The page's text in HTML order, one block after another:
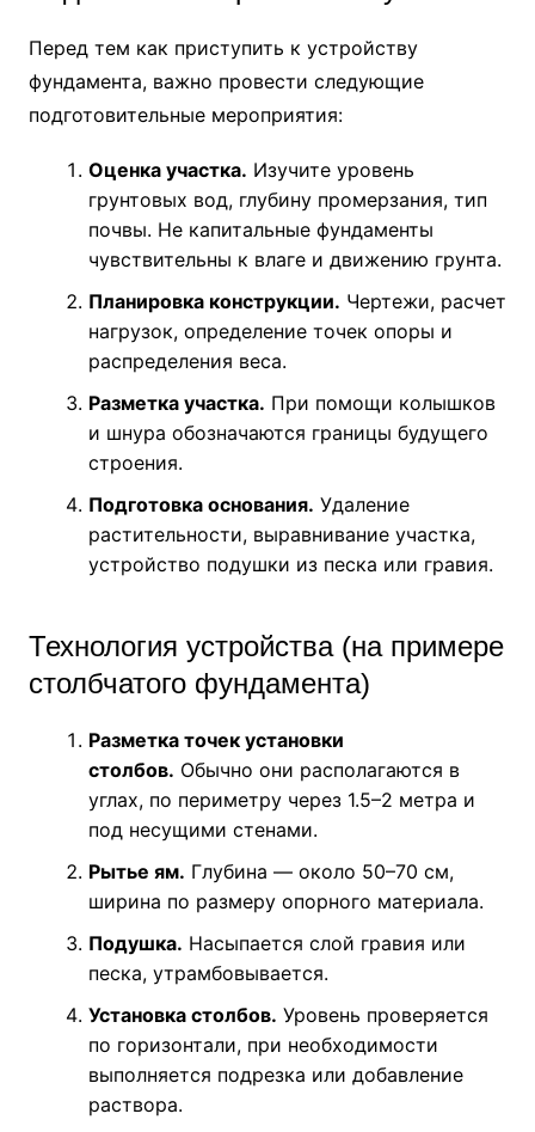
Перед тем как приступить к устройству
фундамента, важно провести следующие
подготовительные мероприятия:
Оценка участка. Изучите уровень
грунтовых вод, глубину промерзания, тип
почвы. Не капитальные фундаменты
чувствительны к влаге и движению грунта.
Планировка конструкции. Чертежи, расчет
нагрузок, определение точек опоры и
распределения веса.
Разметка участка. При помощи колышков
и шнура обозначаются границы будущего
строения.
Подготовка основания. Удаление
растительности, выравнивание участка,
устройство подушки из песка или гравия.
Технология устройства (на примере
столбчатого фундамента)
Разметка точек установки
столбов. Обычно они располагаются в
углах, по периметру через 1.5–2 метра и
под несущими стенами.
Рытье ям. Глубина — около 50–70 см,
ширина по размеру опорного материала.
Подушка. Насыпается слой гравия или
песка, утрамбовывается.
Установка столбов. Уровень проверяется
по горизонтали, при необходимости
выполняется подрезка или добавление
раствора.